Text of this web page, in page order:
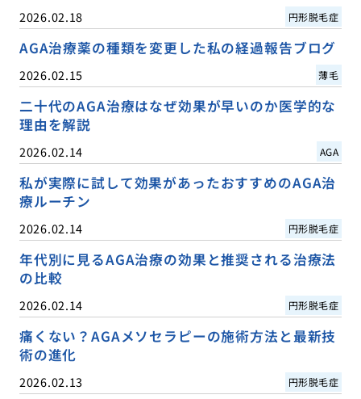
2026.02.18 円形脱毛症
AGA治療薬の種類を変更した私の経過報告ブログ
2026.02.15 薄毛
二十代のAGA治療はなぜ効果が早いのか医学的な
理由を解説
2026.02.14 AGA
私が実際に試して効果があったおすすめのAGA治
療ルーチン
2026.02.14 円形脱毛症
年代別に見るAGA治療の効果と推奨される治療法
の比較
2026.02.14 円形脱毛症
痛くない？AGAメソセラピーの施術方法と最新技
術の進化
2026.02.13 円形脱毛症